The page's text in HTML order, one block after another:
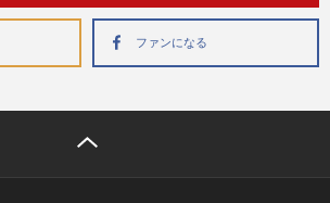
ファンになる